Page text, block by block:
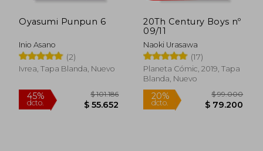
Oyasumi Punpun 6
Inio Asano
(2)
Ivrea, Tapa Blanda, Nuevo
20Th Century Boys nº
09/11
Naoki Urasawa
(17)
Planeta Cómic, 2019, Tapa
Blanda, Nuevo